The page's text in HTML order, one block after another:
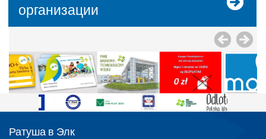
организации
Ратуша в Элк